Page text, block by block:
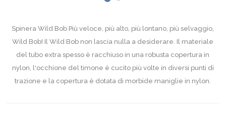
Spinera Wild Bob Più veloce, più alto, più lontano, più selvaggio,
Wild Bob! Il Wild Bob non lascia nulla a desiderare. Il materiale
del tubo extra spesso è racchiuso in una robusta copertura in
nylon, l'occhione del timone è cucito più volte in diversi punti di
trazione e la copertura è dotata di morbide maniglie in nylon.